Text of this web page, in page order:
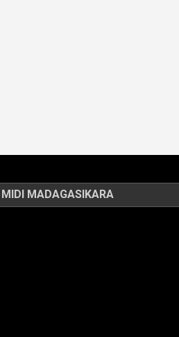
MIDI MADAGASIKARA